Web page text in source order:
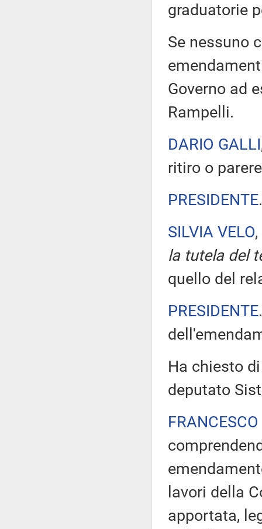
graduatorie
Se nessuno
Governo ad
Rampelli.
DARIO GALLI
ritiro o
PRESIDENTE
SILVIA VELO,
la tutela del
quello del
PRESIDENTE
Ha chiesto
deputato
lavori della
apportata,